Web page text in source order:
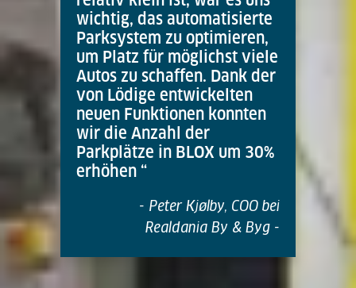
wichtig, das automatisierte
Parksystem zu optimieren,
um Platz für möglichst viele
Autos zu schaffen. Dank der
von Lödige entwickelten
neuen Funktionen konnten
wir die Anzahl der
Parkplätze in BLOX um 30%
erhöhen “
- Peter Kjølby, COO bei
Realdania By & Byg -